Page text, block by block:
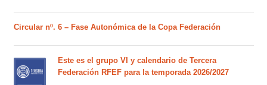
Circular nº. 6 – Fase Autonómica de la Copa Federación
Este es el grupo VI y calendario de Tercera
Federación RFEF para la temporada 2026/2027